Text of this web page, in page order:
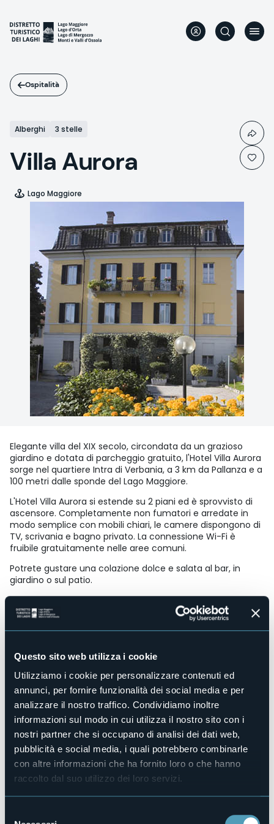
Questo sito web utilizza i cookie
Utilizziamo i cookie per personalizzare contenuti ed
annunci, per fornire funzionalità dei social media e per
analizzare il nostro traffico. Condividiamo inoltre
informazioni sul modo in cui utilizza il nostro sito con i
nostri partner che si occupano di analisi dei dati web,
pubblicità e social media, i quali potrebbero combinarle
con altre informazioni che ha fornito loro o che hanno
raccolto dal suo utilizzo dei loro servizi.
contenuto
principale
Ospitalità
Alberghi 3 stelle
Villa Aurora
Lago Maggiore
Elegante villa del XIX secolo, circondata da un grazioso
giardino e dotata di parcheggio gratuito, l'Hotel Villa Aurora
sorge nel quartiere Intra di Verbania, a 3 km da Pallanza e a
100 metri dalle sponde del Lago Maggiore.
L'Hotel Villa Aurora si estende su 2 piani ed è sprovvisto di
ascensore. Completamente non fumatori e arredate in
modo semplice con mobili chiari, le camere dispongono di
TV, scrivania e bagno privato. La connessione Wi-Fi è
fruibile gratuitamente nelle aree comuni.
Potrete gustare una colazione dolce e salata al bar, in
giardino o sul patio.
Questa struttura si trova a circa 1 ora di auto da Milano. La
stazione ferroviaria più vicina è quella di Verbania Pallanza,
No
Sala congressi
No
Piscina
No
Animali ammessi
Sì
Camere
10